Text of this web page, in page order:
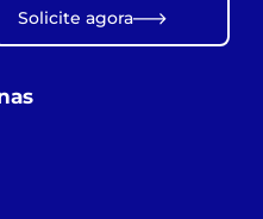
Solicite agora